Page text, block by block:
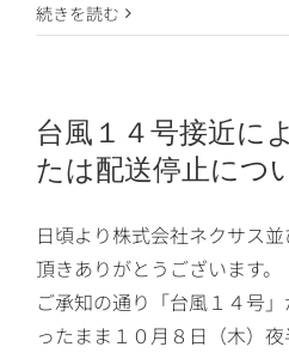
続きを読む
台風１４号接近に
たは配送停止につ
日頃より株式会社ネクサス
頂きありがとうございます
ご承知の通り「台風１４号
ったまま１０月８日（木）